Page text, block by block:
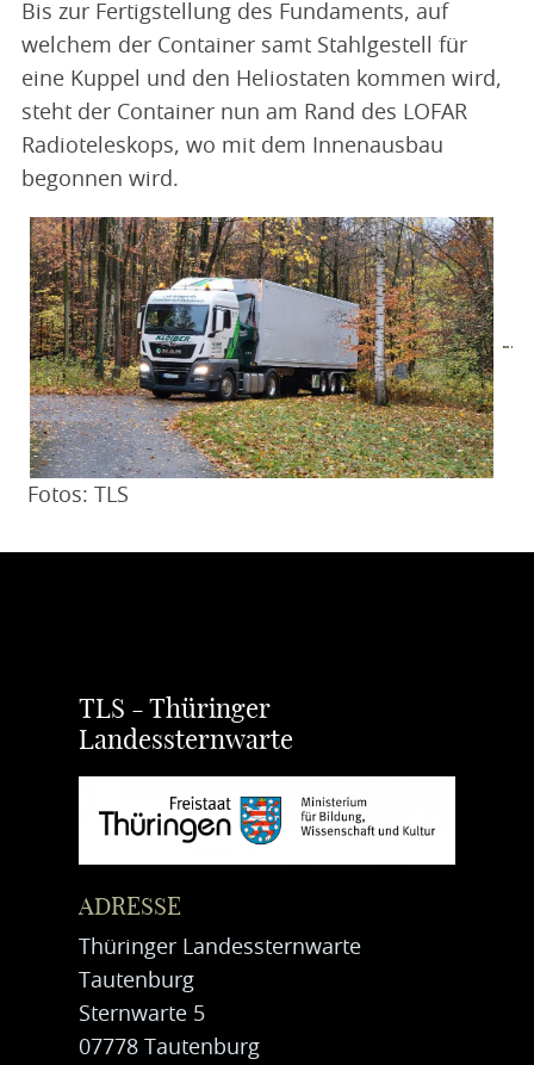
Bis zur Fertigstellung des Fundaments, auf
welchem der Container samt Stahlgestell für
eine Kuppel und den Heliostaten kommen wird,
steht der Container nun am Rand des LOFAR
Radioteleskops, wo mit dem Innenausbau
begonnen wird.
Fotos: TLS
TLS - Thüringer
Landessternwarte
ADRESSE
Thüringer Landessternwarte
Tautenburg
Sternwarte 5
07778 Tautenburg